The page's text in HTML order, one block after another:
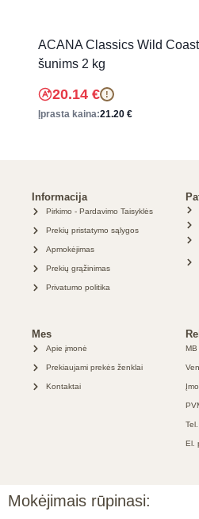
ACANA Classics Wild
šunims 2 kg
20.14 € !
Įprasta kaina:21.20 €
Informacija
Pirkimo - Pardavimo Taisyklės
Prekių pristatymo sąlygos
Apmokėjimas
Prekių grąžinimas
Privatumo politika
Mes
Apie įmonė
Prekiaujami prekės ženklai
Kontaktai
MB
El.
Mokėjimais rūpinasi: